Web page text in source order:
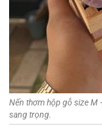
Nến thơm hộp gỗ size M
sang trọng.